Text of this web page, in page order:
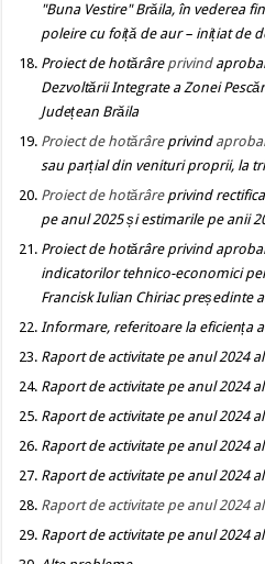
"Buna Vestire" Brăila, în vederea
poleire cu foiță de aur– inițiat de
Proiect de hotărâre privind
Dezvoltării Integrate a Zonei
Județean Brăila
Proiect de hotărâre privind
sau parțial din venituri proprii, la
Proiect de hotărâreprivind
pe anul 2025 și estimarile pe anii
Proiect de hotărâreprivind
indicatorilor tehnico-economici
Francisk Iulian Chiriac președinte
Informare, referitoare la eficiența
Raport de activitate pe anul 2024
Raport de activitate pe anul 2024
Raport de activitate pe anul 2024
Raport de activitate pe anul 2024
Raport de activitate pe anul 2024
Raport de activitate pe anul 2024
Raport de activitate pe anul 2024